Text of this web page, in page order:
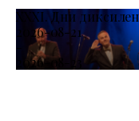
XXXI. Дни
2026-08-21
-
2026-08-23